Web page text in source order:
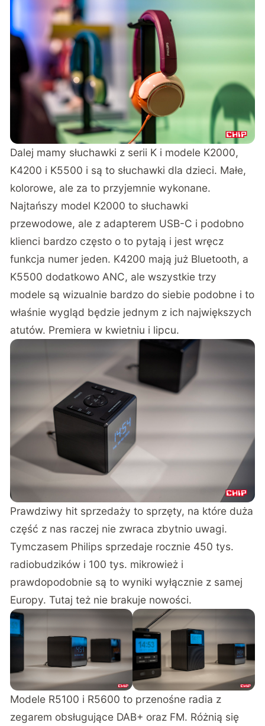
Dalej mamy słuchawki z serii K i modele K2000,
K4200 i K5500 i są to słuchawki dla dzieci. Małe,
kolorowe, ale za to przyjemnie wykonane.
Najtańszy model K2000 to słuchawki
przewodowe, ale z adapterem USB-C i podobno
klienci bardzo często o to pytają i jest wręcz
funkcja numer jeden. K4200 mają już Bluetooth, a
K5500 dodatkowo ANC, ale wszystkie trzy
modele są wizualnie bardzo do siebie podobne i to
właśnie wygląd będzie jednym z ich największych
atutów. Premiera w kwietniu i lipcu.
Prawdziwy hit sprzedaży to sprzęty, na które duża
część z nas raczej nie zwraca zbytnio uwagi.
Tymczasem Philips sprzedaje rocznie 450 tys.
radiobudzików i 100 tys. mikrowież i
prawdopodobnie są to wyniki wyłącznie z samej
Europy. Tutaj też nie brakuje nowości.
Modele R5100 i R5600 to przenośne radia z
zegarem obsługujące DAB+ oraz FM. Różnią się